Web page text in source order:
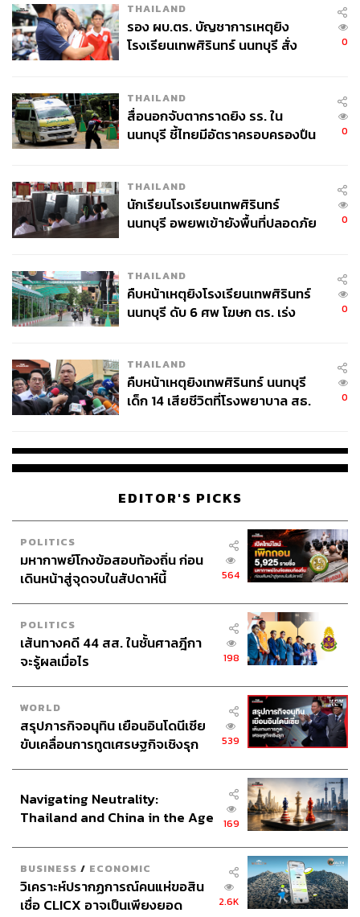
THAILAND
รอง ผบ.ตร. บัญชาการเหตุยิง
โรงเรียนเทพศิรินทร์ นนทบุรี สั่ง
0
THAILAND
สื่อนอกจับตากราดยิง รร. ใน
นนทบุรี ชี้ไทยมีอัตราครอบครองปืน
0
THAILAND
นักเรียนโรงเรียนเทพศิรินทร์
นนทบุรี อพยพเข้ายังพื้นที่ปลอดภัย
0
THAILAND
คืบหน้าเหตุยิงโรงเรียนเทพศิรินทร์
นนทบุรี ดับ 6 ศพ โฆษก ตร. เร่ง
0
THAILAND
คืบหน้าเหตุยิงเทพศิรินทร์ นนทบุรี
เด็ก 14 เสียชีวิตที่โรงพยาบาล สธ.
0
EDITOR'S PICKS
POLITICS
มหากาพย์โกงข้อสอบท้องถิ่น ก่อน
เดินหน้าสู่จุดจบในสัปดาห์นี้
564
POLITICS
เส้นทางคดี 44 สส. ในชั้นศาลฎีกา
จะรู้ผลเมื่อไร
198
WORLD
สรุปภารกิจอนุทิน เยือนอินโดนีเซีย
ขับเคลื่อนการทูตเศรษฐกิจเชิงรุก
539
Navigating Neutrality:
Thailand and China in the Age
169
BUSINESS / ECONOMIC
วิเคราะห์ปรากฏการณ์คนแห่ขอสิน
เชื่อ CLICX อาจเป็นเพียงยอด
2.6K